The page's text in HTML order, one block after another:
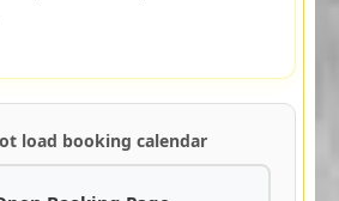
load booking calendar